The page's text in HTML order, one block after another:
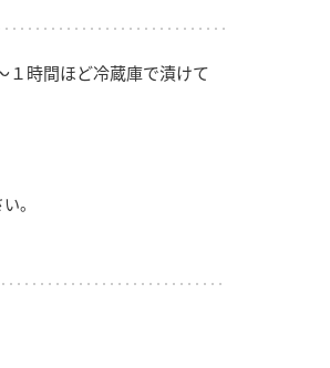
１時間ほど冷蔵庫で漬けて
。